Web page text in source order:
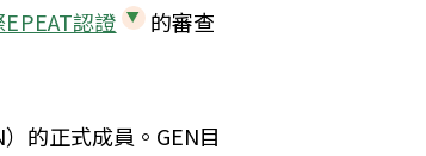
認證
的審查
的正式成員。GEN目